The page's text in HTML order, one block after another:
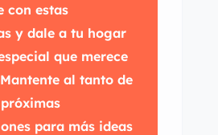
con estas
y dale a tu hogar
que merece
al tanto de
para más ideas